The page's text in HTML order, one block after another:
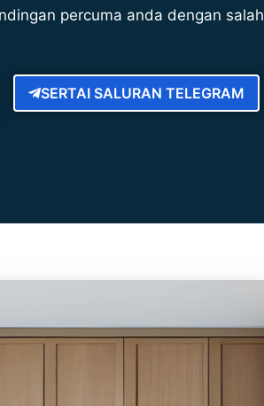
percuma anda dengan salah
SERTAI SALURAN TELEGRAM